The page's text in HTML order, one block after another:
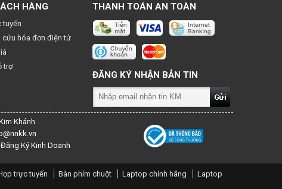
HÀNG
tuyến
cứu hóa đơn điện tử
trợ
THANH TOÁN AN TOÀN
ĐĂNG KÝ NHẬN BẢN TIN
Khánh
Ký Kinh Doanh
trực tuyến Bàn phím chuột Laptop chính hãng
Laptop